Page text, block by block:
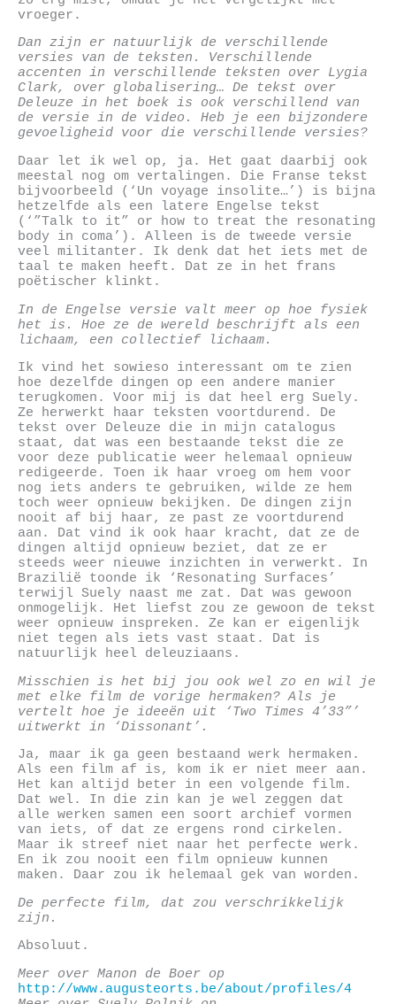
vroeger.
Dan zijn er natuurlijk de verschillende
versies van de teksten. Verschillende
accenten in verschillende teksten over Lygia
Clark, over globalisering… De tekst over
Deleuze in het boek is ook verschillend van
de versie in de video. Heb je een bijzondere
gevoeligheid voor die verschillende versies?
Daar let ik wel op, ja. Het gaat daarbij ook
meestal nog om vertalingen. Die Franse tekst
bijvoorbeeld (‘Un voyage insolite…’) is bijna
hetzelfde als een latere Engelse tekst
(‘”Talk to it” or how to treat the resonating
body in coma’). Alleen is de tweede versie
veel militanter. Ik denk dat het iets met de
taal te maken heeft. Dat ze in het frans
poëtischer klinkt.
In de Engelse versie valt meer op hoe fysiek
het is. Hoe ze de wereld beschrijft als een
lichaam, een collectief lichaam.
Ik vind het sowieso interessant om te zien
hoe dezelfde dingen op een andere manier
terugkomen. Voor mij is dat heel erg Suely.
Ze herwerkt haar teksten voortdurend. De
tekst over Deleuze die in mijn catalogus
staat, dat was een bestaande tekst die ze
voor deze publicatie weer helemaal opnieuw
redigeerde. Toen ik haar vroeg om hem voor
nog iets anders te gebruiken, wilde ze hem
toch weer opnieuw bekijken. De dingen zijn
nooit af bij haar, ze past ze voortdurend
aan. Dat vind ik ook haar kracht, dat ze de
dingen altijd opnieuw beziet, dat ze er
steeds weer nieuwe inzichten in verwerkt. In
Brazilië toonde ik ‘Resonating Surfaces’
terwijl Suely naast me zat. Dat was gewoon
onmogelijk. Het liefst zou ze gewoon de tekst
weer opnieuw inspreken. Ze kan er eigenlijk
niet tegen als iets vast staat. Dat is
natuurlijk heel deleuziaans.
Misschien is het bij jou ook wel zo en wil je
met elke film de vorige hermaken? Als je
vertelt hoe je ideeën uit ‘Two Times 4’33”’
uitwerkt in ‘Dissonant’.
Ja, maar ik ga geen bestaand werk hermaken.
Als een film af is, kom ik er niet meer aan.
Het kan altijd beter in een volgende film.
Dat wel. In die zin kan je wel zeggen dat
alle werken samen een soort archief vormen
van iets, of dat ze ergens rond cirkelen.
Maar ik streef niet naar het perfecte werk.
En ik zou nooit een film opnieuw kunnen
maken. Daar zou ik helemaal gek van worden.
De perfecte film, dat zou verschrikkelijk
zijn.
Absoluut.
Meer over Manon de Boer op
http://www.augusteorts.be/about/profiles/4